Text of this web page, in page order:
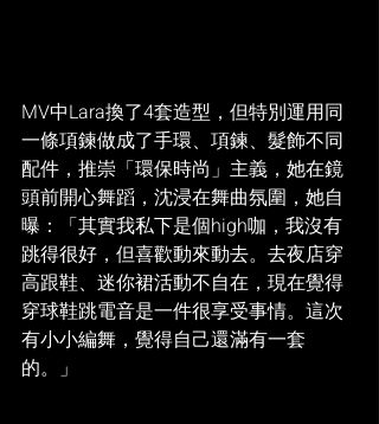
MV中Lara換了4套造型，但特別運用同
一條項鍊做成了手環、項鍊、髮飾不同
配件，推崇「環保時尚」主義，她在鏡
頭前開心舞蹈，沈浸在舞曲氛圍，她自
曝：「其實我私下是個high咖，我沒有
跳得很好，但喜歡動來動去。去夜店穿
高跟鞋、迷你裙活動不自在，現在覺得
穿球鞋跳電音是一件很享受事情。這次
有小小編舞，覺得自己還滿有一套
的。」